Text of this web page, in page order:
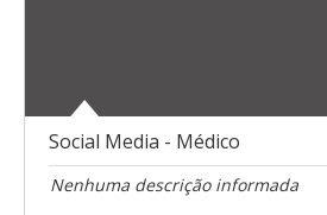
Social Media - Médico
Nenhuma descrição informada